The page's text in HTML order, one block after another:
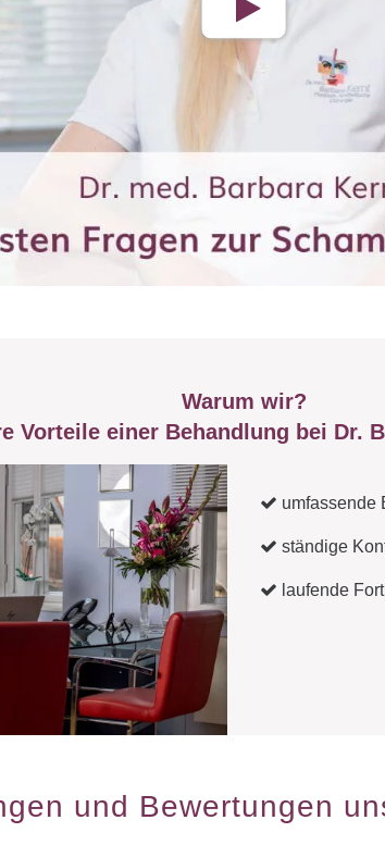
Warum wir?
Vorteile einer Behandlung bei Dr.
umfassende
ständige
laufende
und Bewertungen